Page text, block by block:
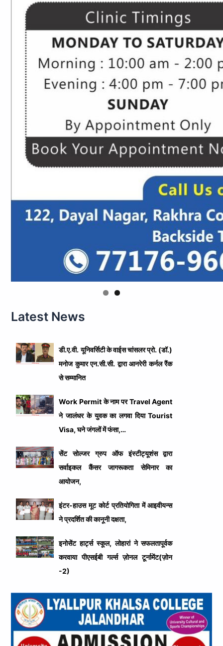
Latest News
डी.ए.वी. यूनिवर्सिटी के वाईस चांसलर प्रो. (डॉ.)
मनोज कुमार एन.सी.सी. द्वारा आनरेरी कर्नल रैंक
से सम्मानित
Work Permit के नाम पर Travel Agent
ने जालंधर के युवक का लगवा दिया Tourist
Visa, घने जंगलों में फंसा,…
सेंट सोल्जर ग्रुप ऑफ इंस्टीट्यूशंस द्वारा
सर्वाइकल कैंसर जागरूकता सेमिनार का
आयोजन,
इंटर-हाउस मूट कोर्ट प्रतियोगिता में आइवीयन्स
ने प्रदर्शित की कानूनी दक्षता,
इनोसेंट हार्ट्स स्कूल, लोहारां ने सफलतापूर्वक
करवाया पीएसईबी गर्ल्स ज़ोनल टूर्नामेंट(ज़ोन
-2)